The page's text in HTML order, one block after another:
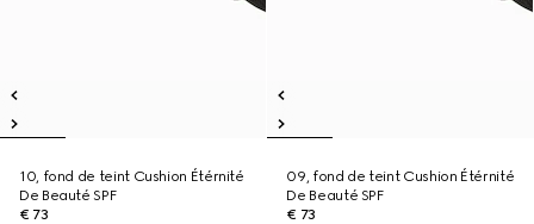
10, fond de teint Cushion Étérnité
De Beauté SPF
€ 73
09, fond de teint Cushion Étérnité
De Beauté SPF
€ 73